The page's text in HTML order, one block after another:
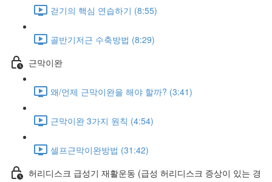
걷기의 핵심 연습하기 (8:55)
골반기저근 수축방법 (8:29)
근막이완
왜/언제 근막이완을 해야 할까? (3:41)
근막이완 3가지 원칙 (4:54)
셀프근막이완방법 (31:42)
허리디스크 급성기 재활운동 (급성 허리디스크 증상이 있는 경